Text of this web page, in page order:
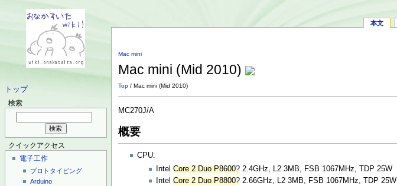
トップ
検索
クイックアクセス
電子工作
プロトタイピング
Arduino
本文
Mac mini
Mac mini (Mid 2010)
Top / Mac mini (Mid 2010)
MC270J/A
概要
CPU:
IntelCore 2 Duo P8600? 2.4GHz, L2 3MB, FSB 1067MHz, TDP 25W
IntelCore 2 Duo P8800? 2.66GHz, L2 3MB, FSB 1067MHz, TDP 25W